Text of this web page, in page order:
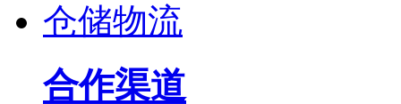
仓储物流
合作渠道